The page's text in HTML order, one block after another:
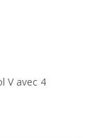
V avec 4